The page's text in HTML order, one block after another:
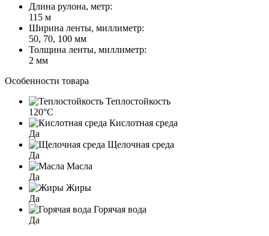
Длина рулона, метр:
115 м
Ширина ленты, миллиметр:
50, 70, 100 мм
Толщина ленты, миллиметр:
2 мм
Особенности товара
Теплостойкость
120°C
Кислотная среда
Да
Щелочная среда
Да
Масла
Да
Жиры
Да
Горячая вода
Да